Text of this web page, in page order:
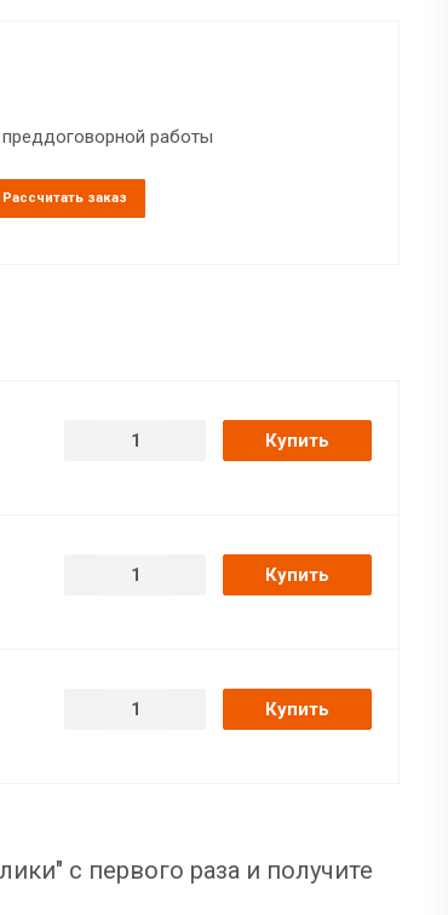
работы
Рассчитать заказ
Купить
Купить
Купить
с первого раза и получите